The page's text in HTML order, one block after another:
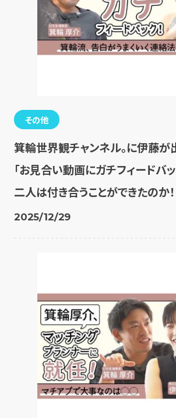
その他
箕輪世界観チャンネル。に伊藤が
「お見合い動画にガチフィードバッ
二人は付き合うことができたのか！
2025/12/29